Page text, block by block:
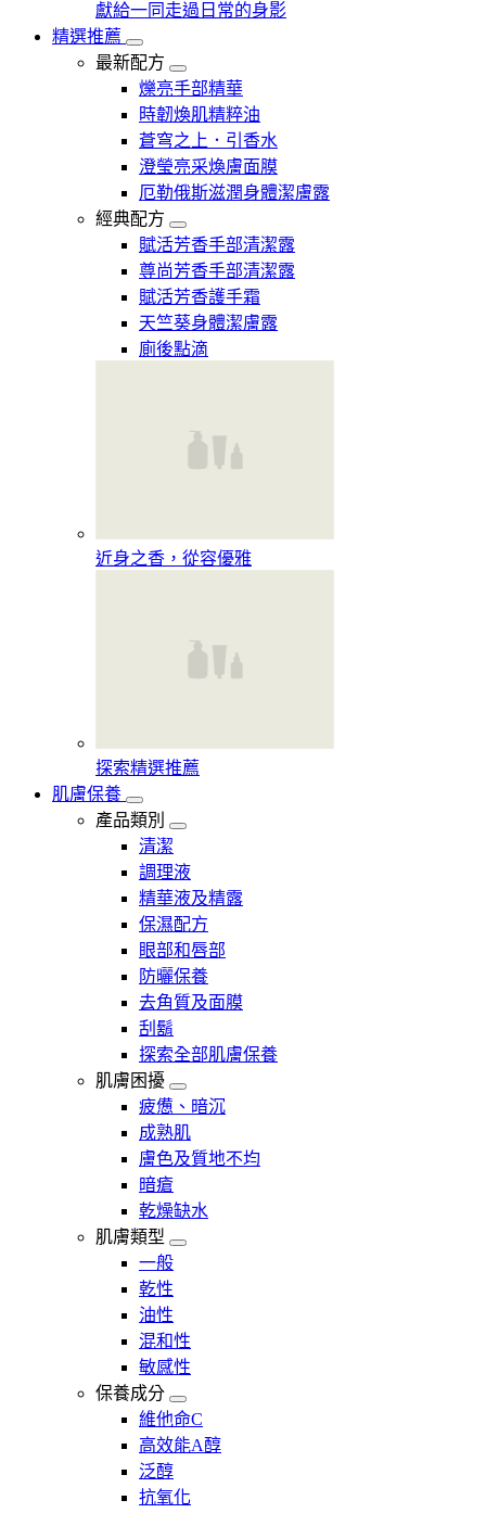
獻給一同走過日常的身影
精選推薦
最新配方
爍亮手部精華
時韌煥肌精粹油
蒼穹之上．引香水
澄瑩亮采煥膚面膜
厄勒俄斯滋潤身體潔膚露
經典配方
賦活芳香手部清潔露
尊尚芳香手部清潔露
賦活芳香護手霜
天竺葵身體潔膚露
廁後點滴
近身之香，從容優雅
探索精選推薦
肌膚保養
產品類別
清潔
調理液
精華液及精露
保濕配方
眼部和唇部
防曬保養
去角質及面膜
刮鬍
探索全部肌膚保養
肌膚困擾
疲憊、暗沉
成熟肌
膚色及質地不均
暗瘡​
乾燥缺水
肌膚類型
一般
乾性
油性
混和性
敏感性
保養成分
維他命C
高效能A醇
泛醇
抗氧化